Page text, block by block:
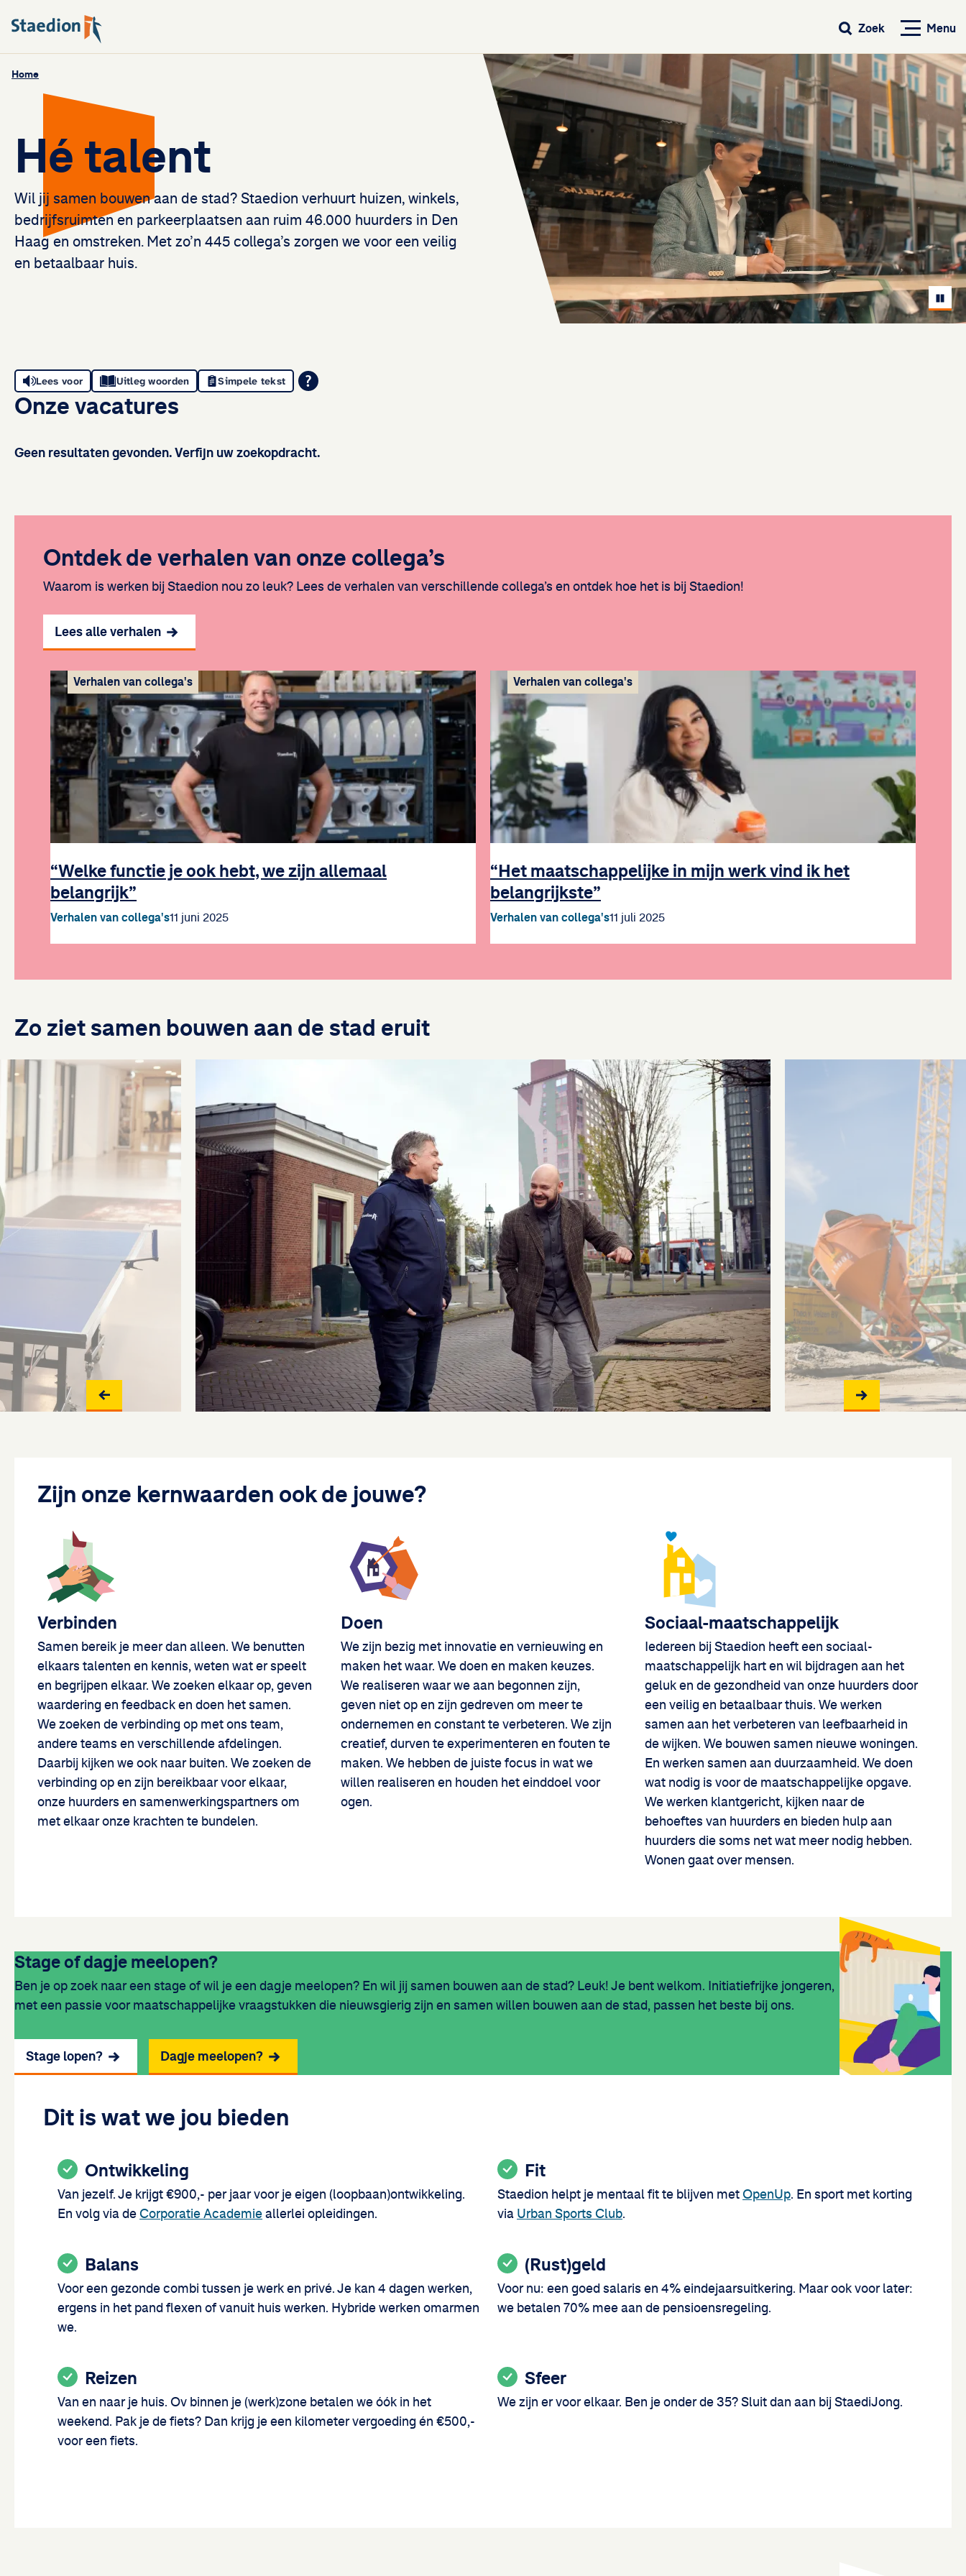
Menu
Zoek
Home
Hé talent
Wil jij samen bouwen aan de stad? Staedion verhuurt huizen, winkels,
bedrijfsruimten en parkeerplaatsen aan ruim 46.000 huurders in Den
Haag en omstreken. Met zo’n 445 collega’s zorgen we voor een veilig
en betaalbaar huis.
Pause
Lees voor Uitleg woorden Simpele tekst
Onze vacatures
Geen resultaten gevonden. Verfijn uw zoekopdracht.
Ontdek de verhalen van onze collega’s
Waarom is werken bij Staedion nou zo leuk? Lees de verhalen van verschillende collega’s en ontdek hoe het is bij Staedion!
Lees alle verhalen
“Welke functie je ook hebt, we zijn allemaal
belangrijk”
Verhalen van collega's11 juni 2025
Verhalen van collega's
“Het maatschappelijke in mijn werk vind ik het
belangrijkste”
Verhalen van collega's11 juli 2025
Verhalen van collega's
Zo ziet samen bouwen aan de stad eruit
Zijn onze kernwaarden ook de jouwe?
Verbinden
Samen bereik je meer dan alleen. We benutten
elkaars talenten en kennis, weten wat er speelt
en begrijpen elkaar. We zoeken elkaar op, geven
waardering en feedback en doen het samen.
We zoeken de verbinding op met ons team,
andere teams en verschillende afdelingen.
Daarbij kijken we ook naar buiten. We zoeken de
verbinding op en zijn bereikbaar voor elkaar,
onze huurders en samenwerkingspartners om
met elkaar onze krachten te bundelen.
Doen
We zijn bezig met innovatie en vernieuwing en
maken het waar. We doen en maken keuzes.
We realiseren waar we aan begonnen zijn,
geven niet op en zijn gedreven om meer te
ondernemen en constant te verbeteren. We zijn
creatief, durven te experimenteren en fouten te
maken. We hebben de juiste focus in wat we
willen realiseren en houden het einddoel voor
ogen.
Sociaal-maatschappelijk
Iedereen bij Staedion heeft een sociaal-
maatschappelijk hart en wil bijdragen aan het
geluk en de gezondheid van onze huurders door
een veilig en betaalbaar thuis. We werken
samen aan het verbeteren van leefbaarheid in
de wijken. We bouwen samen nieuwe woningen.
En werken samen aan duurzaamheid. We doen
wat nodig is voor de maatschappelijke opgave.
We werken klantgericht, kijken naar de
behoeftes van huurders en bieden hulp aan
huurders die soms net wat meer nodig hebben.
Wonen gaat over mensen.
Stage of dagje meelopen?
Ben je op zoek naar een stage of wil je een dagje meelopen? En wil jij samen bouwen aan de stad? Leuk! Je bent welkom. Initiatiefrijke jongeren,
met een passie voor maatschappelijke vraagstukken die nieuwsgierig zijn en samen willen bouwen aan de stad, passen het beste bij ons.
Stage lopen? Dagje meelopen?
Dit is wat we jou bieden
Ontwikkeling
Van jezelf. Je krijgt €900,- per jaar voor je eigen (loopbaan)ontwikkeling.
En volg via deCorporatie Academie allerlei opleidingen.
Fit
Staedion helpt je mentaal fit te blijven met OpenUp. En sport met korting
via Urban Sports Club.
Balans
Voor een gezonde combi tussen je werk en privé. Je kan 4 dagen werken,
ergens in het pand flexen of vanuit huis werken. Hybride werken omarmen
we.
(Rust)geld
Voor nu: een goed salaris en 4% eindejaarsuitkering. Maar ook voor later:
we betalen 70% mee aan de pensioensregeling.
Reizen
Van en naar je huis. Ov binnen je (werk)zone betalen we óók in het
weekend. Pak je de fiets? Dan krijg je een kilometer vergoeding én €500,-
voor een fiets.
Sfeer
We zijn er voor elkaar. Ben je onder de 35? Sluit dan aan bij StaediJong.